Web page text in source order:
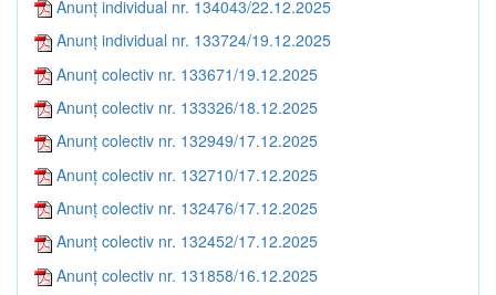
Anunț individual nr. 134043/22.12.2025
Anunț individual nr. 133724/19.12.2025
Anunț colectiv nr. 133671/19.12.2025
Anunț colectiv nr. 133326/18.12.2025
Anunț colectiv nr. 132949/17.12.2025
Anunț colectiv nr. 132710/17.12.2025
Anunț colectiv nr. 132476/17.12.2025
Anunț colectiv nr. 132452/17.12.2025
Anunț colectiv nr. 131858/16.12.2025